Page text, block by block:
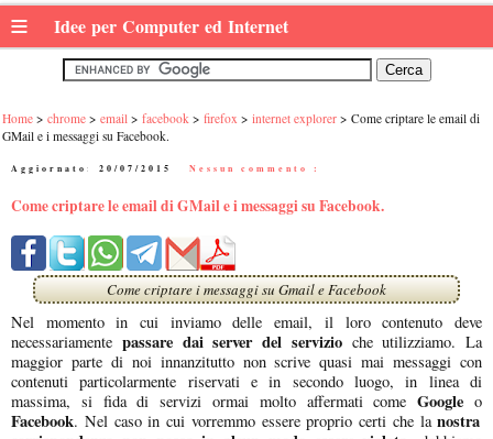
≡ Idee per Computer ed Internet
Home chrome email facebook firefox internet explorer
Come criptare le email di
GMail e i messaggi su Facebook.
Aggiornato: 20/07/2015 Nessun commento :
Come criptare le email di GMail e i messaggi su Facebook.
Come criptare i messaggi su Gmail e Facebook
Nel momento in cui inviamo delle email, il loro contenuto deve
necessariamente passare dai server del servizioche utilizziamo. La
maggior parte di noi innanzitutto non scrive quasi mai messaggi con
contenuti particolarmente riservati e in secondo luogo, in linea di
massima, si fida di servizi ormai molto affermati comeGoogle o
Facebook. Nel caso in cui vorremmo essere proprio certi che lanostra